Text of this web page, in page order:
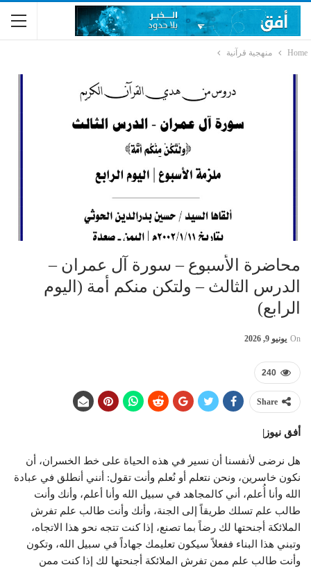
Home منهجية قرآنية
محاضرة الأسبوع – سورة آل عمران –
الدرس الثالث – ولتكن منكم أمة (اليوم
الرابع)
On يونيو 9, 2026
240
Share
أفق نيوز|
هل نرضى لأنفسنا أن نسير في هذه الحياة على خط الخسران، أن
نكون خاسرين، ونحن نتعلم أو نُعلم وأنت تقول: أنني أنطلق في عبادة
الله وأنا أُعلم، أني كالمجاهد في سبيل الله وأنا أعلم، وأنك وأنت
طالب علم تسلك طريقاً إلى الجنة، وأنك وأنت طالب علم تفرش
الملائكة أجنحتها لك رضاً بما تصنع، إذا كنت تتجه نحو هذا الاتجاه،
وتبني هذا البناء ففعلاً سيكون تعليمك جهاداً في سبيل الله، وتكون
وأنت طالب علم ممن تفرش الملائكة أجنحتها لك إذا كنت ممن